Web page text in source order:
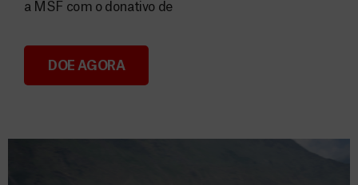
Consignação do IRS 2026
a MSF com o donativo de
DOE AGORA